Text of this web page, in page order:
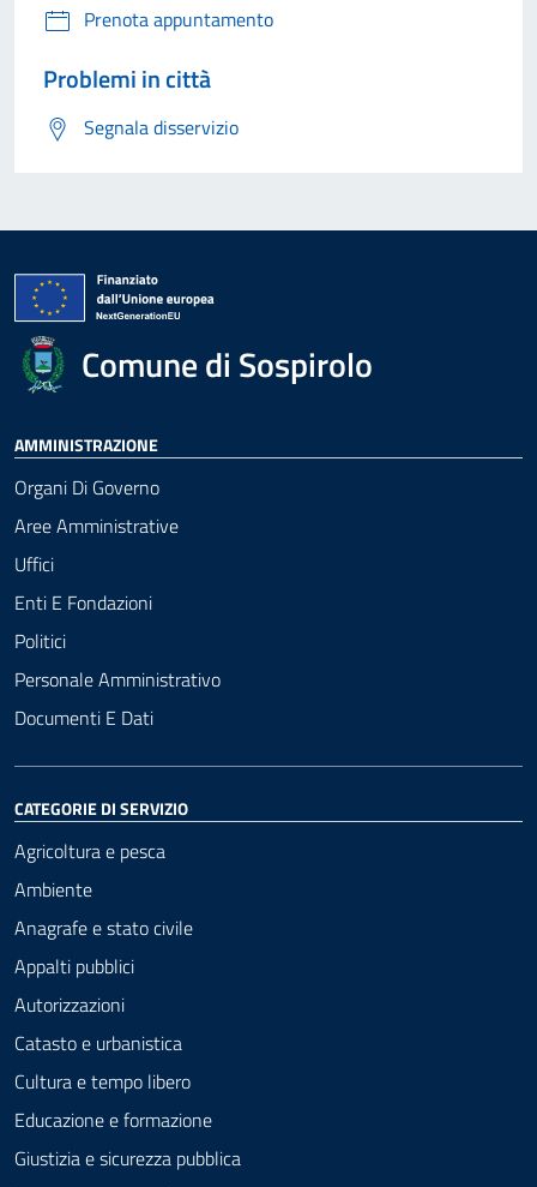
Prenota appuntamento
Problemi in città
Segnala disservizio
Comune di Sospirolo
AMMINISTRAZIONE
Organi Di Governo
Aree Amministrative
Uffici
Enti E Fondazioni
Politici
Personale Amministrativo
Documenti E Dati
CATEGORIE DI SERVIZIO
Agricoltura e pesca
Ambiente
Anagrafe e stato civile
Appalti pubblici
Autorizzazioni
Catasto e urbanistica
Cultura e tempo libero
Educazione e formazione
Giustizia e sicurezza pubblica